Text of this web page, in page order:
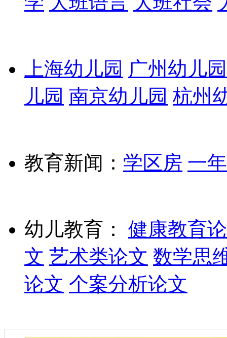
上海幼儿园 广州幼儿园
儿园 南京幼儿园 杭州
教育新闻： 学区房 一
幼儿教育：
健康教育
文 艺术类论文 数学思
论文 个案分析论文